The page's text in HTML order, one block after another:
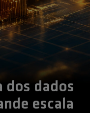
dos dados
escala